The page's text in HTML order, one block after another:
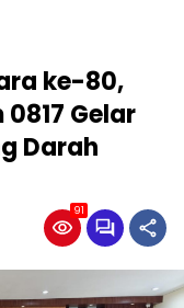
ke-80,
Gelar
Darah
91